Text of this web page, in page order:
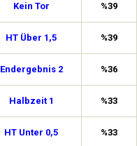
Kein Tor %39
HT Über 1,5 %39
Endergebnis 2 %36
Halbzeit 1 %33
HT Unter 0,5 %33